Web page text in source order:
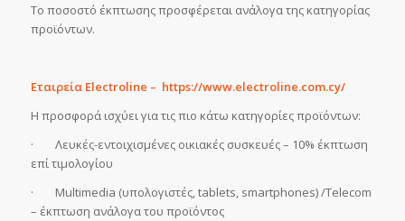
Το ποσοστό έκπτωσης προσφέρεται ανάλογα της κατηγορίας
προϊόντων.
Εταιρεία Electroline – https://www.electroline.com.cy/
Η προσφορά ισχύει για τις πιο κάτω κατηγορίες προϊόντων:
· Λευκές-εντοιχισμένες οικιακές συσκευές – 10% έκπτωση
επί τιμολογίου
· Multimedia (υπολογιστές, tablets, smartphones) /Telecom
– έκπτωση ανάλογα του προϊόντος